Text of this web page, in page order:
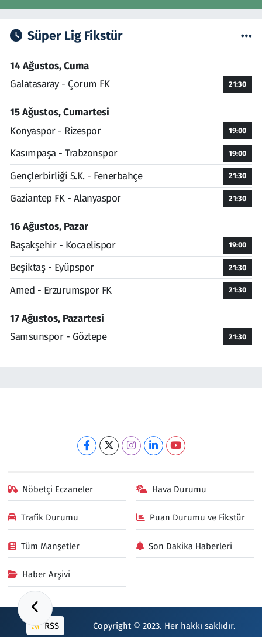
Süper Lig Fikstür
14 Ağustos, Cuma
Galatasaray - Çorum FK
21:30
15 Ağustos, Cumartesi
Konyaspor - Rizespor
19:00
Kasımpaşa - Trabzonspor 19:00
Gençlerbirliği S.K. - Fenerbahçe 21:30
Gaziantep FK - Alanyaspor 21:30
16 Ağustos, Pazar
Başakşehir - Kocaelispor
19:00
Beşiktaş - Eyüpspor 21:30
Amed - Erzurumspor FK 21:30
17 Ağustos, Pazartesi
Samsunspor - Göztepe
21:30
Nöbetçi Eczaneler Hava Durumu
Trafik Durumu Puan Durumu ve Fikstür
Tüm Manşetler Son Dakika Haberleri
Haber Arşivi
RSS Copyright © 2023. Her hakkı saklıdır.